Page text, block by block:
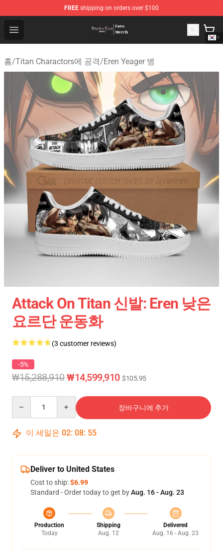
FREE shipping on orders over $100
Open menu
Attack On Titan Store - Official Attack On Titan
홈/Titan Charactors에 공격/Eren Yeager 병
Attack On Titan 신발: Eren 낮은
요르단 운동화
(3 customer reviews)
-5%
₩15,288,910₩14,599,910 $105.95
장바구니에 추가
이 세일은 02: 08: 54
Deliver to United States
Cost to ship:$6.99
Standard - Order today to get byAug. 16 - Aug. 23
Production
Today
Shipping
Aug. 12
Delivered
Aug. 16 - Aug. 23